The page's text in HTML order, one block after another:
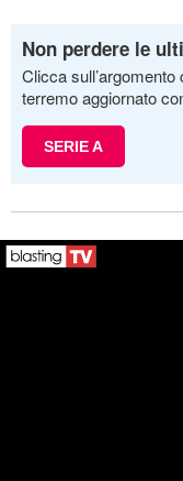
Non perdere le
Clicca
terremo aggiornato
SERIE A